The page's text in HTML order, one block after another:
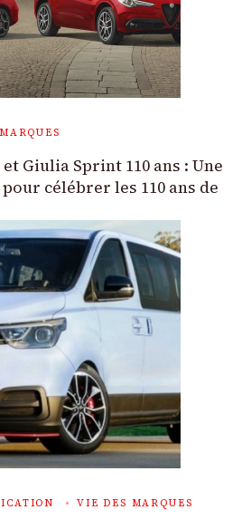
Giulia Sprint 110 ans : Une
célébrer les 110 ans de
VIE DES MARQUES